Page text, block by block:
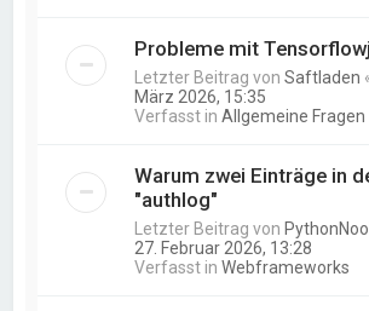
Probleme mit
Letzter Beitrag vonSaftladen
März 2026, 15:35
Verfasst inAllgemeine Fragen
Warum zwei Einträge in
"authlog"
Letzter Beitrag von
27. Februar 2026, 13:28
Verfasst inWebframeworks